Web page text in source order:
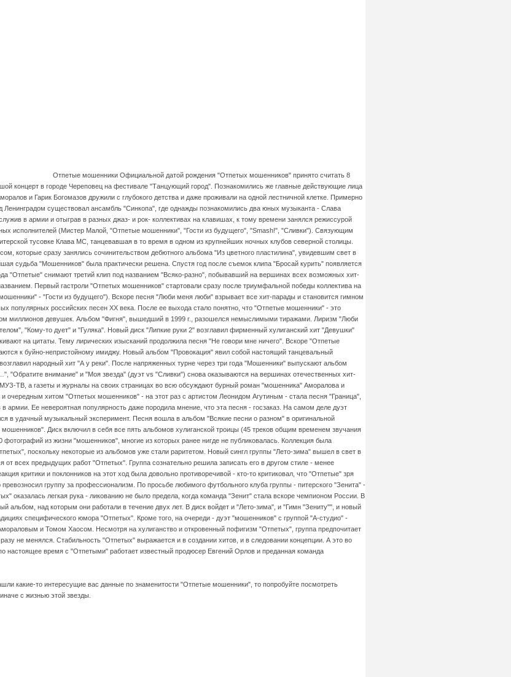
Отпетые мошенники Официальной датой рождения "Отпетых мошенников" принято считать 8
концерт в городе Череповец на фестивале "Танцующий город". Познакомились же главные действующие лица
и Гарик Богомазов дружили с глубокого детства и даже проживали на одной лестничной клетке. Примерно
Ленинградом существовал ансамбль "Синкопа", где однажды познакомились два юных музыканта - Слава
в армии и отыграв в разных джаз- и рок- коллективах на клавишах, к тому времени занялся режиссурой
исполнителей (Мистер Малой, "Отпетые мошенники", "Гости из будущего", "Smash!", "Сливки"). Связующим
тусовке Клава МС, танцевавшая в то время в одном из крупнейших ночных клубов северной столицы.
которые сразу занялись сочинительством дебютного альбома "Из цветного пластилина", увидевшим свет в
судьба "Мошенников" была практически решена. Спустя год после съемок клипа "Бросай курить" появляется
"Отпетые" снимают третий клип под названием "Всяко-разно", побывавший на вершинах всех возможных хит-
Первый гастроли "Отпетых мошенников" стартовали сразу после триумфальной победы коллектива на
- "Гости из будущего"). Вскоре песня "Люби меня люби" взрывает все хит-парады и становится гимном
популярных российских песен ХХ века. После ее выхода стало понятно, что "Отпетые мошенники" - это
миллионов девушек. Альбом "Фигня", вышедший в 1999 г., разошелся немыслимыми тиражами. Лиризм "Люби
"Кому-то дует" и "Гуляка". Новый диск "Липкие руки 2" возглавил фирменный хулиганский хит "Девушки"
на цитаты. Тему лирических изысканий продолжила песня "Не говори мне ничего". Вскоре "Отпетые
к буйно-непристойному имиджу. Новый альбом "Провокация" явил собой настоящий танцевальный
народный хит "А у реки". После напряженных турне через три года "Мошенники" выпускают альбом
"Обратите внимание" и "Моя звезда" (дуэт vs "Сливки") снова оказываются на вершинах отечественных хит-
ТВ, а газеты и журналы на своих страницах во всю обсуждают бурный роман "мошенника" Аморалова и
очередным хитом "Отпетых мошенников" - на этот раз с артистом Леонидом Агутиным - стала песня "Граница",
армии. Ее невероятная популярность даже породила мнение, что эта песня - госзаказ. На самом деле дуэт
в удачный музыкальный эксперимент. Песня вошла в альбом "Всякие песни о разном" в оригинальной
Диск включил в себя все пять альбомов хулиганской троицы (45 треков общим временем звучания
из жизни "мошенников", многие из которых ранее нигде не публиковалась. Коллекция была
поскольку некоторые из альбомов уже стали раритетом. Новый сингл группы "Лето-зима" вышел в свет в
от всех предыдущих работ "Отпетых". Группа сознательно решила записать его в другом стиле - менее
критики и поклонников на этот ход была довольно противоречивой - кто-то критиковал, что "Отпетые" зря
группу за профессионализм. По просьбе любимого футбольного клуба группы - питерского "Зенита" -
оказалась легкая рука - ликованию не было предела, когда команда "Зенит" стала вскоре чемпионом России. В
альбом, над которым они работали в течение двух лет. В диск войдет и "Лето-зима", и "Гимн "Зениту"", и новый
специфического юмора "Отпетых". Кроме того, на очереди - дуэт "мошенников" с группой "А-студио" -
и Томом Хаосом. Несмотря на хулиганство и откровенный пофигизм "Отпетых", группа предпочитает
не менялся. Стабильность "Отпетых" выражается и в создании хитов, и в следовании концепции. А это во
настоящее время с "Отпетыми" работает известный продюсер Евгений Орлов и преданная команда
какие-то интересущие вас данные по знаменитости "Отпетые мошенники", то попробуйте посмотреть
с жизнью этой звезды.